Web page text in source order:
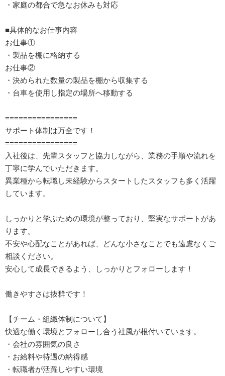
・家庭の都合で急なお休みも対応
■具体的なお仕事内容
お仕事①
・製品を棚に格納する
お仕事②
・決められた数量の製品を棚から収集する
・台車を使用し指定の場所へ移動する
================
サポート体制は万全です！
================
入社後は、先輩スタッフと協力しながら、業務の手順や流れを
丁寧に学んでいただきます。
異業種から転職し未経験からスタートしたスタッフも多く活躍
しています。
しっかりと学ぶための環境が整っており、堅実なサポートがあ
ります。
不安や心配なことがあれば、どんな小さなことでも遠慮なくご
相談ください。
安心して成長できるよう、しっかりとフォローします！
働きやすさは抜群です！
【チーム・組織体制について】
快適な働く環境とフォローし合う社風が根付いています。
・会社の雰囲気の良さ
・お給料や待遇の納得感
・転職者が活躍しやすい環境